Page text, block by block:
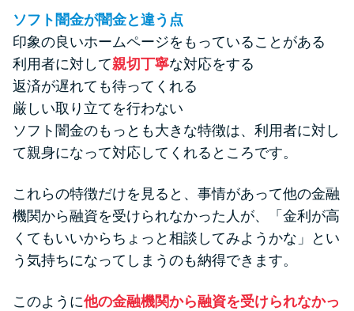
ソフト闇金が闇金と違う点
印象の良いホームページをもっていることがある
利用者に対して親切丁寧な対応をする
返済が遅れても待ってくれる
厳しい取り立てを行わない
ソフト闇金のもっとも大きな特徴は、利用者に対し
て親身になって対応してくれるところです。
これらの特徴だけを見ると、事情があって他の金融
機関から融資を受けられなかった人が、「金利が高
くてもいいからちょっと相談してみようかな」とい
う気持ちになってしまうのも納得できます。
このように他の金融機関から融資を受けられなかっ